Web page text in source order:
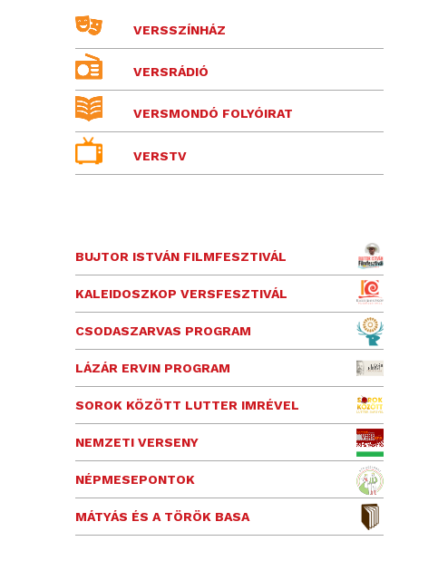
VERSSZÍNHÁZ
VERSRÁDIÓ
VERSMONDÓ FOLYÓIRAT
VERSTV
BUJTOR ISTVÁN FILMFESZTIVÁL
KALEIDOSZKOP VERSFESZTIVÁL
CSODASZARVAS PROGRAM
LÁZÁR ERVIN PROGRAM
SOROK KÖZÖTT LUTTER IMRÉVEL
NEMZETI VERSENY
NÉPMESEPONTOK
MÁTYÁS ÉS A TÖRÖK BASA